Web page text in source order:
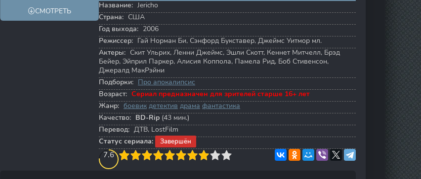
СМОТРЕТЬ
Название: Jericho
Страна: США
Год выхода: 2006
Режиссер: Гай Норман Би, Сэнфорд Букставер, Джеймс Уитмор мл.
Актеры: Скит Ульрих, Ленни Джеймс, Эшли Скотт, Кеннет Митчелл, Брэд
Бейер, Эйприл Паркер, Алисия Коппола, Памела Рид, Боб Стивенсон,
Джералд МакРэйни
Подборки: Про апокалипсис
Возраст: Сериал предназначен для зрителей старше 16+ лет
Жанр: боевик детектив драма фантастика
Качество: BD-Rip (43 мин.)
Перевод: ДТВ, LostFilm
Статус сериала:
Завершён
7.6
4 5 6 7 8 9 10